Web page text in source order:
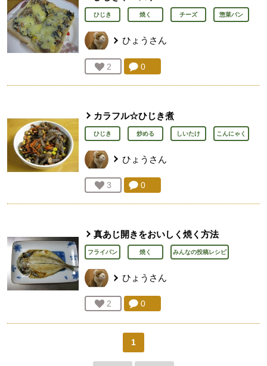
ひじき 焼く チーズ 惣菜パン
ひょう さん
お気に入り登録：
2 人が登録コメント：
0
カラフル☆ひじき煮
ひじき 炒める しいたけ こんにゃく
ひょう さん
お気に入り登録：
3 人が登録コメント：
0
真あじ開きをおいしく焼く方法
フライパン 焼く みんなの投稿レシピ
ひょう さん
お気に入り登録：
2 人が登録コメント：
0
1